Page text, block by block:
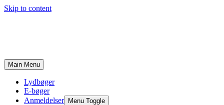
Skip to content
Main Menu
Lydbøger
E-bøger
Anmeldelser
Menu Toggle